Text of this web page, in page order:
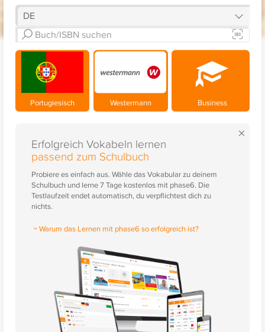
Portugiesisch Westermann Business
×
Erfolgreich Vokabeln lernen
passend zum Schulbuch
Probiere es einfach aus. Wähle das Vokabular zu deinem
Schulbuch und lerne 7 Tage kostenlos mit phase6. Die
Testlaufzeit endet automatisch, du verpflichtest dich zu
nichts.
Warum das Lernen mit phase6 so erfolgreich ist?